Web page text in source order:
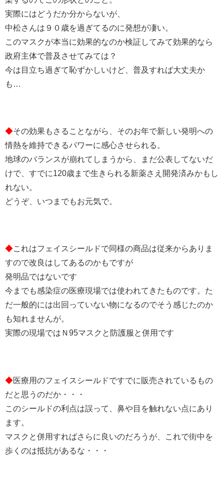
実際にはどうだか分からないが、
中松さんは９０歳を過ぎてるのに発想が凄い。
このマスクが本当に効果的なのか検証してみて効果的なら
政府主体で普及させてみては？
今は目立ち過ぎて恥ずかしいけど、普及すれば大丈夫か
も…
◆その効果もさることながら、そのお年で新しい発明への
情熱を維持できるパワーに感心させられる。
地球のバランスが崩れてしまうから、まだ公表してないだ
けで、すでに120歳まで生きられる新薬さえ開発済みかもし
れない。
どうぞ、いつまでもお元気で。
◆これはフェイスシールドで同様の商品は従来からありま
すので改良はしてあるのかもですが
発明品ではないです
今までも感染症の医療現場では使われてきたものです。た
だ一般的には出回っていない物になるのでそう感じたのか
も知れませんが。
実際の現場ではＮ95マスクと防護服と併用です
◆医療用のフェイスシールドですでに販売されているもの
だと思うのだか・・・
このシールドの利点は誤って、鼻や目を触れない点にあり
ます。
マスクと併用すればさらに良いのだろうが、これで街中を
歩くのは抵抗があるな・・・